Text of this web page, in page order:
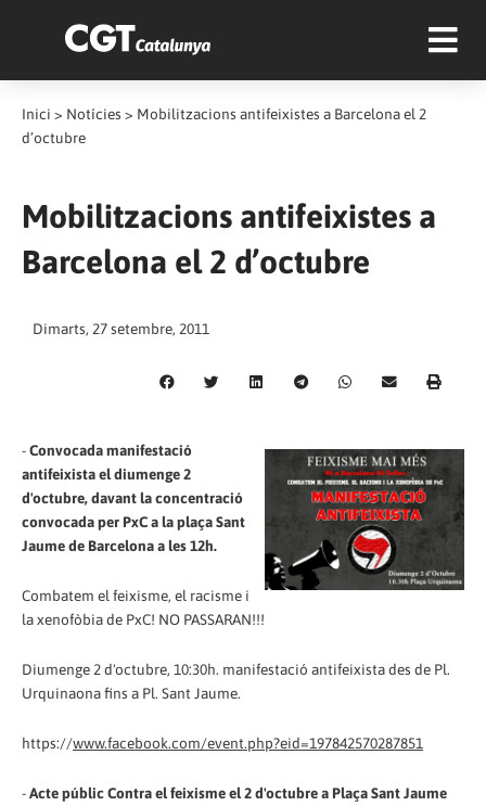
Inici > Notícies > Mobilitzacions antifeixistes a Barcelona el 2
d’octubre
Mobilitzacions antifeixistes a
Barcelona el 2 d’octubre
Dimarts, 27 setembre, 2011
-Convocada manifestació
antifeixista el diumenge 2
d'octubre, davant la concentració
convocada per PxC a la plaça Sant
Jaume de Barcelona a les 12h.
Combatem el feixisme, el racisme i
la xenofòbia de PxC! NO PASSARAN!!!
Diumenge 2 d'octubre, 10:30h. manifestació antifeixista des de Pl.
Urquinaona fins a Pl. Sant Jaume.
https://www.facebook.com/event.php?eid=197842570287851
-Acte públic Contra el feixisme el 2 d'octubre a Plaça Sant Jaume